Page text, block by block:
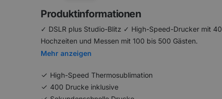
Produktinformationen
✓ DSLR plus Studio-Blitz ✓ High-Speed-Drucker mit
Hochzeiten und Messen mit 100 bis 500 Gästen.
Mehr anzeigen
High-Speed Thermosublimation
400 Drucke inklusive